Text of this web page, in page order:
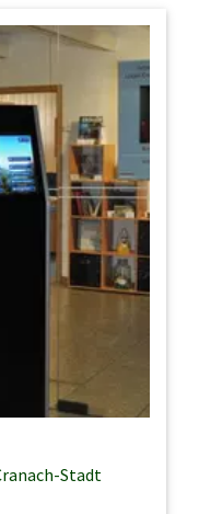
Stadt